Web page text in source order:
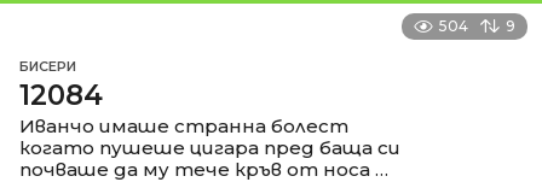
504 9
БИСЕРИ
12084
Иванчо имаше странна болест
когато пушеше цигара пред баща си
почваше да му тече кръв от носа …